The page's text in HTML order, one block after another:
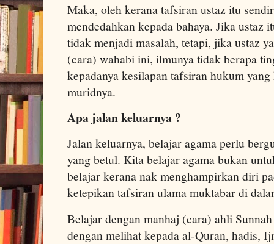
Maka, oleh kerana tafsiran ustaz itu
mendedahkan kepada bahaya. Jika ustaz
tidak menjadi masalah, tetapi, jika ustaz
(cara) wahabi ini, ilmunya tidak berapa
kepadanya kesilapan tafsiran hukum
muridnya.
Apa jalan keluarnya ?
Jalan keluarnya, belajar agama perlu
yang betul. Kita belajar agama bukan
belajar kerana nak menghampirkan diri
ketepikan tafsiran ulama muktabar di
Belajar dengan manhaj (cara) ahli
dengan melihat kepada al-Quran, hadis,